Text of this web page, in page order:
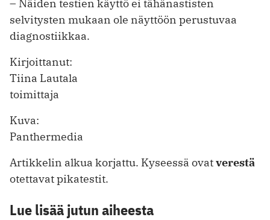
– Näiden testien käyttö ei tähänastisten
selvitysten mukaan ole näyttöön perustuvaa
diagnostiikkaa.
Kirjoittanut:
Tiina Lautala
toimittaja
Kuva:
Panthermedia
Artikkelin alkua korjattu. Kyseessä ovatverestä
otettavat pikatestit.
Lue lisää jutun aiheesta